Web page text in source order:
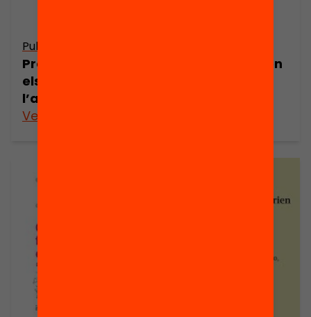
Publicació
Presentació: Quines beques motivarien
els joves a estudiar i reduirien
l’abandonament escolar prematur?
Veure’n més